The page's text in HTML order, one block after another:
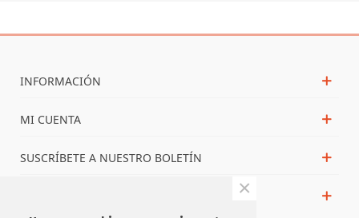
INFORMACIÓN
MI CUENTA
SUSCRÍBETE A NUESTRO BOLETÍN
×